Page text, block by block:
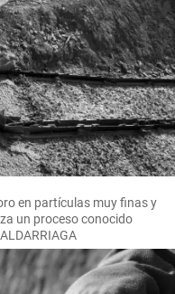
en partículas muy finas y
un proceso conocido